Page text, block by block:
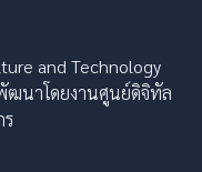
and Technology
ฒนาโดยงานศูนย์ดิจิทัล
ร